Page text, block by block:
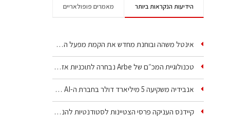
הידיעות הנקראות ביותר מאמרים פופולאריים
אינטל משהה ובוחנת מחדש את הקמת מפעל הענק שלה בקריית גת
טכנולוגיית המכ״ם של Arbe נבחרה לתוכניות אזרחיות וביטחוניות
אנבידיה משקיעה 5 מיליארד דולר בחברת ה-AI של איליה סוצקבר
קיידנס העניקה פרסי הצטיינות לסטודנטיות להנדסת חשמל ופיזיקה